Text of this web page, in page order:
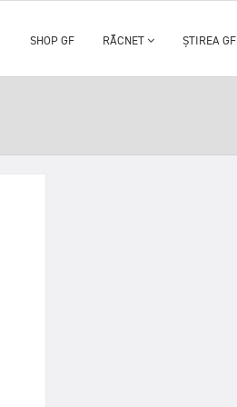
SHOP GF RĂCNET ȘTIREA GF